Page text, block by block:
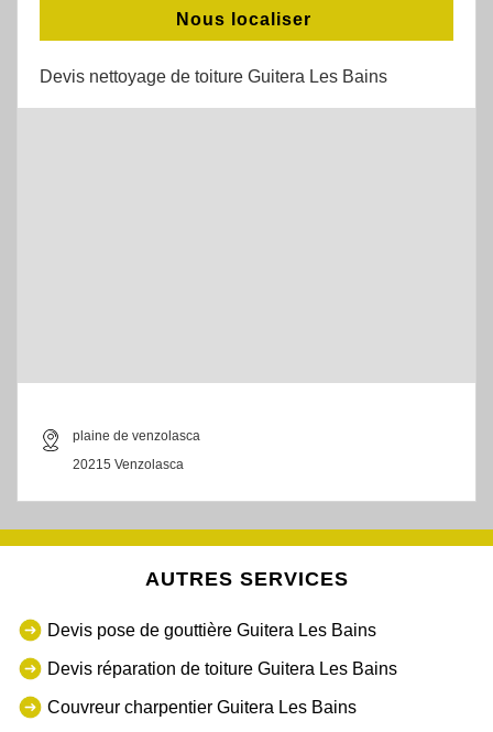
Nous localiser
Devis nettoyage de toiture Guitera Les Bains
plaine de venzolasca
20215 Venzolasca
AUTRES SERVICES
Devis pose de gouttière Guitera Les Bains
Devis réparation de toiture Guitera Les Bains
Couvreur charpentier Guitera Les Bains